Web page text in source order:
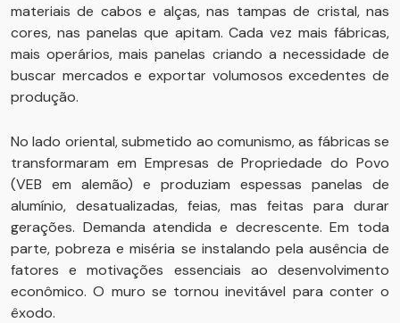
materiais de cabos e alças, nas tampas de cristal, nas
cores, nas panelas que apitam. Cada vez mais fábricas,
mais operários, mais panelas criando a necessidade de
buscar mercados e exportar volumosos excedentes de
produção.
No lado oriental, submetido ao comunismo, as fábricas se
transformaram em Empresas de Propriedade do Povo
(VEB em alemão) e produziam espessas panelas de
alumínio, desatualizadas, feias, mas feitas para durar
gerações. Demanda atendida e decrescente. Em toda
parte, pobreza e miséria se instalando pela ausência de
fatores e motivações essenciais ao desenvolvimento
econômico. O muro se tornou inevitável para conter o
êxodo.